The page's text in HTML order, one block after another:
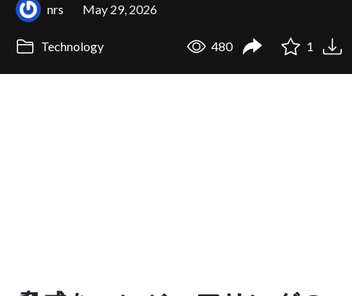
nrs May 29, 2026
Technology 480 1